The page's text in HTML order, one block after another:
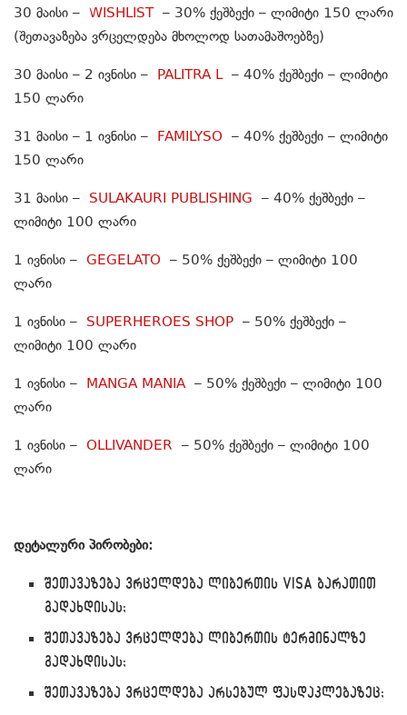
30 მაისი – WISHLIST– 30% ქეშბექი – ლიმიტი 150 ლარი
(შეთავაზება ვრცელდება მხოლოდ სათამაშოებზე)
30 მაისი – 2 ივნისი – PALITRA L– 40% ქეშბექი – ლიმიტი
150 ლარი
31 მაისი – 1 ივნისი – FAMILYSO – 40% ქეშბექი – ლიმიტი
150 ლარი
31 მაისი – SULAKAURI PUBLISHING – 40% ქეშბექი –
ლიმიტი 100 ლარი
1 ივნისი – GEGELATO – 50% ქეშბექი – ლიმიტი 100
ლარი
1 ივნისი – SUPERHEROES SHOP – 50% ქეშბექი –
ლიმიტი 100 ლარი
1 ივნისი – MANGA MANIA– 50% ქეშბექი – ლიმიტი 100
ლარი
1 ივნისი – OLLIVANDER – 50% ქეშბექი – ლიმიტი 100
ლარი
დეტალური პირობები:
შეთავაზება ვრცელდება ლიბერთის VISA ბარათით
გადახდისას;
შეთავაზება ვრცელდება ლიბერთის ტერმინალზე
გადახდისას;
შეთავაზება ვრცელდება არსებულ ფასდაკლებაზეც;